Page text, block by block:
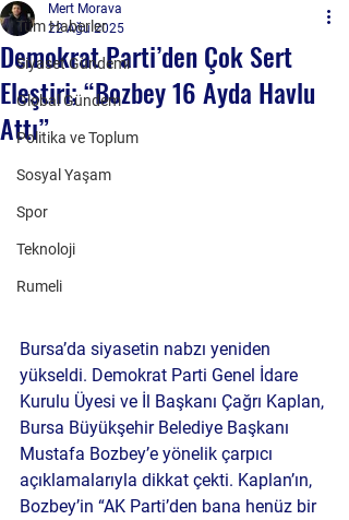
Tüm Haberler
Siyaset Gündemi
Global Gündem
Politika ve Toplum
Sosyal Yaşam
Spor
Teknoloji
Rumeli
Demokrat Parti’den Çok Sert
Eleştiri; “Bozbey 16 Ayda Havlu
Attı”
Mert Morava
22 Ağu 2025
Bursa’da siyasetin nabzı yeniden
yükseldi. Demokrat Parti Genel İdare
Kurulu Üyesi ve İl Başkanı Çağrı Kaplan,
Bursa Büyükşehir Belediye Başkanı
Mustafa Bozbey’e yönelik çarpıcı
açıklamalarıyla dikkat çekti. Kaplan’ın,
Bozbey’in “AK Parti’den bana henüz bir